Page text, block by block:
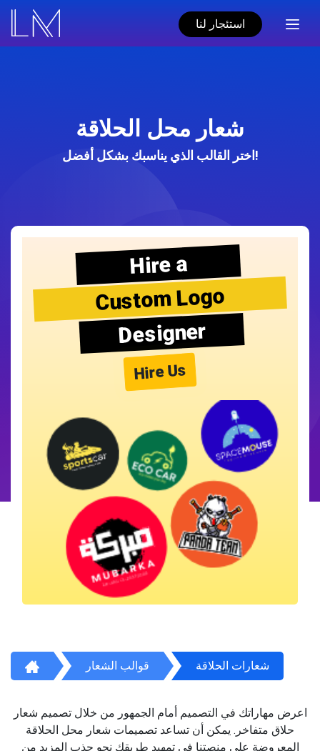
استئجار لنا
شعار محل الحلاقة
اختر القالب الذي يناسبك بشكل أفضل!
Hire a
Custom Logo
Designer
Hire Us
قوالب الشعار شعارات الحلاقة
اعرض مهاراتك في التصميم أمام الجمهور من خلال تصميم شعار
حلاق متفاخر. يمكن أن تساعد تصميمات شعار محل الحلاقة
المعروضة على منصتنا في تمهيد طريقك نحو جذب المزيد من